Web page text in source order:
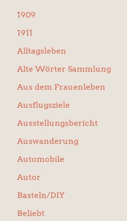
1909
1911
Alltagsleben
Alte Wörter Sammlung
Aus dem Frauenleben
Ausflugsziele
Ausstellungsbericht
Auswanderung
Automobile
Autor
Basteln/DIY
Beliebt